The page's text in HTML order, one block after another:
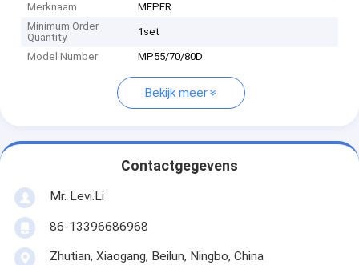
Merknaam
MEPER
Minimum Order
Quantity
1set
Model Number MP55/70/80D
Bekijk meer
Contactgegevens
Mr. Levi.Li
86-13396686968
Zhutian, Xiaogang, Beilun, Ningbo, China